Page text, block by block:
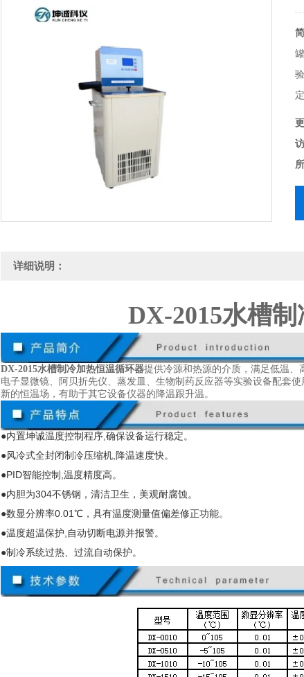
详细说明：
DX-2015水槽
DX-2015水槽制冷加热恒温循环器提供冷源和热源的介质，满足低温、
电子显微镜、阿贝折先仪、蒸发皿、生物制药反应器等实验设备配套
新的恒温场，有助于其它设备仪器的降温跟升温。
●内置坤诚温度控制程序,确保设备运行稳定。
●风冷式全封闭制冷压缩机,降温速度快。
●PID智能控制 ,温度精度高。
●内胆为304不锈钢，清洁卫生，美观耐腐蚀。
●数显分辨率0.01℃，具有温度测量值偏差修正功能。
●温度超温保护,自动切断电源并报警。
●制冷系统过热、过流自动保护。